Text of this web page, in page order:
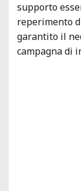
supporto
reperimento
garantito il
campagna di